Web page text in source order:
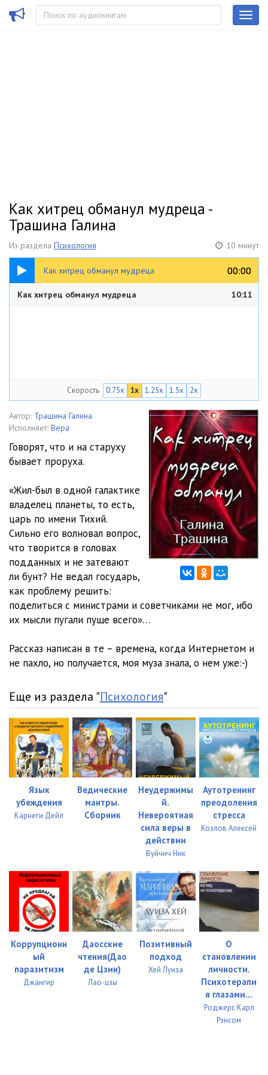
Как хитрец обманул мудреца -
Трашина Галина
Из раздела Психология 10 минут
Как хитрец обманул мудреца 00:00
00:00
10:11
Как хитрец обманул мудреца 10:11
Скорость 0.75x 1x 1.25x 1.5x 2x
Автор: Трашина Галина
Исполняет: Вера
Говорят, что и на старуху
бывает проруха.
«Жил-был в одной галактике
владелец планеты, то есть,
царь по имени Тихий.
Сильно его волновал вопрос,
что творится в головах
подданных и не затевают
ли бунт? Не ведал государь,
как проблему решить:
поделиться с министрами и советчиками не мог, ибо
их мысли пугали пуще всего»…
Рассказ написан в те – времена, когда Интернетом и
не пахло, но получается, моя муза знала, о нем уже:-)
Еще из раздела "Психология"
Язык
убеждения
Карнеги Дейл
Ведические
мантры.
Сборник
Неудержимы
й.
Невероятная
сила веры в
действии
Вуйчич Ник
Аутотренинг
преодоления
стресса
Козлов Алексей
Коррупционн
ый
паразитизм
Джангир
Даосские
чтения(Дао
де Цзин)
Лао-цзы
Позитивный
подход
Хей Луиза
О
становлении
личности.
Психотерапи
я глазами...
Роджерс Карл
Рэнсом